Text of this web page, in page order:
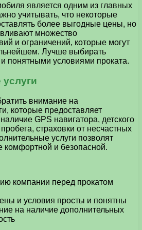
является одним из главных
учитывать, что некоторые
более выгодные цены, но
множество
и ограничений, которые могут
Лучше выбирать
понятными условиями проката.
внимание на
которые предоставляет
GPS навигатора, детского
страховки от несчастных
услуги позволят
комфортной и безопасной.
компании перед прокатом
и условия просты и понятны
на наличие дополнительных